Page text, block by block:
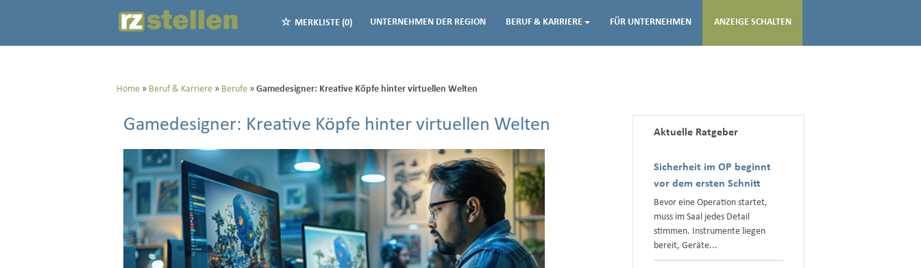
MERKLISTE (0) UNTERNEHMEN DER REGION BERUF & KARRIERE FÜR UNTERNEHMEN ANZEIGE SCHALTEN
Home Beruf & Karriere Berufe Gamedesigner: Kreative Köpfe hinter virtuellen Welten
Gamedesigner: Kreative Köpfe hinter virtuellen Welten Aktuelle Ratgeber
Sicherheit im OP beginnt
vor dem ersten Schnitt
Bevor eine Operation startet,
muss im Saal jedes Detail
stimmen. Instrumente liegen
bereit, Geräte...